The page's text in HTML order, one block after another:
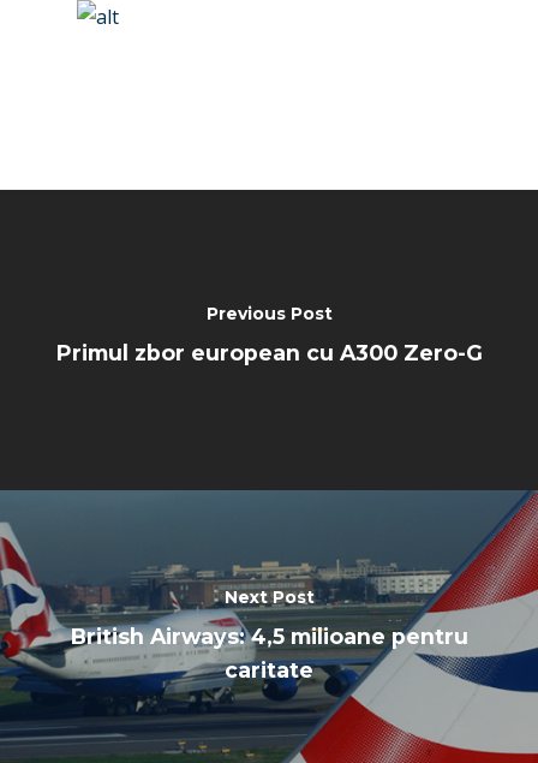
Previous Post
Primul zbor european cu A300 Zero-G
Next Post
British Airways: 4,5 milioane pentru
caritate